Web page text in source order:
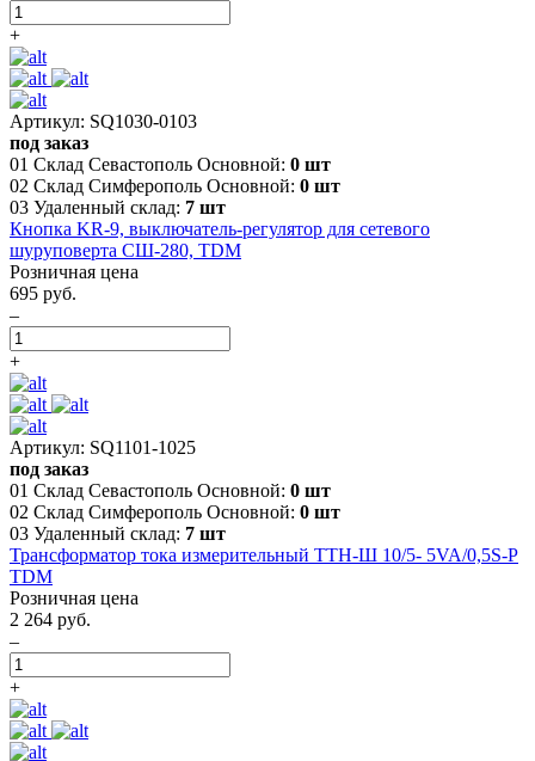
+
Артикул: SQ1030-0103
под заказ
01 Склад Севастополь Основной: 0 шт
02 Склад Симферополь Основной: 0 шт
03 Удаленный склад: 7 шт
Кнопка KR-9, выключатель-регулятор для сетевого
шуруповерта СШ-280, TDM
Розничная цена
695 руб.
–
+
Артикул: SQ1101-1025
под заказ
01 Склад Севастополь Основной: 0 шт
02 Склад Симферополь Основной: 0 шт
03 Удаленный склад: 7 шт
Трансформатор тока измерительный ТТН-Ш 10/5- 5VA/0,5S-Р
TDM
Розничная цена
2 264 руб.
–
+